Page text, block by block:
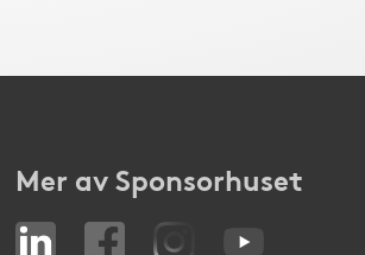
Mer av Sponsorhuset